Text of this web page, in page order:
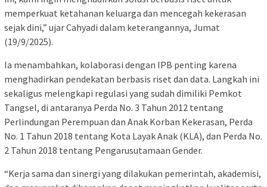
memperkuat ketahanan keluarga dan mencegah kekerasan
sejak dini,” ujar Cahyadi dalam keterangannya, Jumat
(19/9/2025).
Ia menambahkan, kolaborasi dengan IPB penting karena
menghadirkan pendekatan berbasis riset dan data. Langkah ini
sekaligus melengkapi regulasi yang sudah dimiliki Pemkot
Tangsel, di antaranya Perda No. 3 Tahun 2012 tentang
Perlindungan Perempuan dan Anak Korban Kekerasan, Perda
No. 1 Tahun 2018 tentang Kota Layak Anak (KLA), dan Perda No.
2 Tahun 2018 tentang Pengarusutamaan Gender.
“Kerja sama dan sinergi yang dilakukan pemerintah, akademisi,